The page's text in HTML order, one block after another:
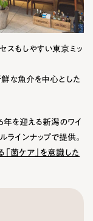
スもしやすい東京ミッ
な魚介を中心とした
を迎える新潟のワイ
ラインナップで提供。
「菌ケア」を意識した